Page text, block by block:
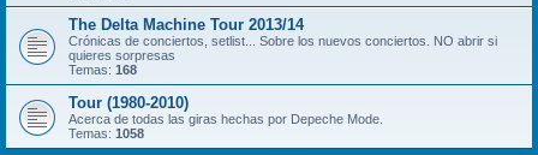
The Delta Machine Tour 2013/14
Crónicas de conciertos, setlist... Sobre los nuevos conciertos. NO abrir si
quieres sorpresas
Temas: 168
Tour (1980-2010)
Acerca de todas las giras hechas por Depeche Mode.
Temas: 1058